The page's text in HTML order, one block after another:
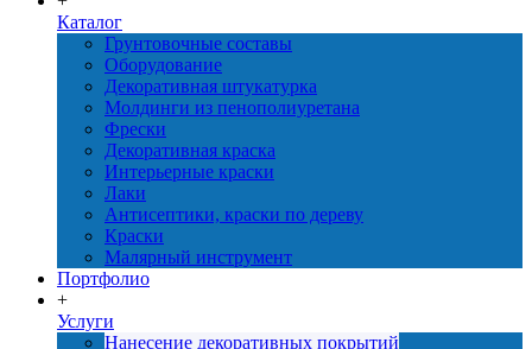
Каталог
Грунтовочные составы
Оборудование
Декоративная штукатурка
Молдинги из пенополиуретана
Фрески
Декоративная краска
Интерьерные краски
Лаки
Антисептики, краски по дереву
Краски
Малярный инструмент
Портфолио
+
Услуги
Нанесение декоративных покрытий